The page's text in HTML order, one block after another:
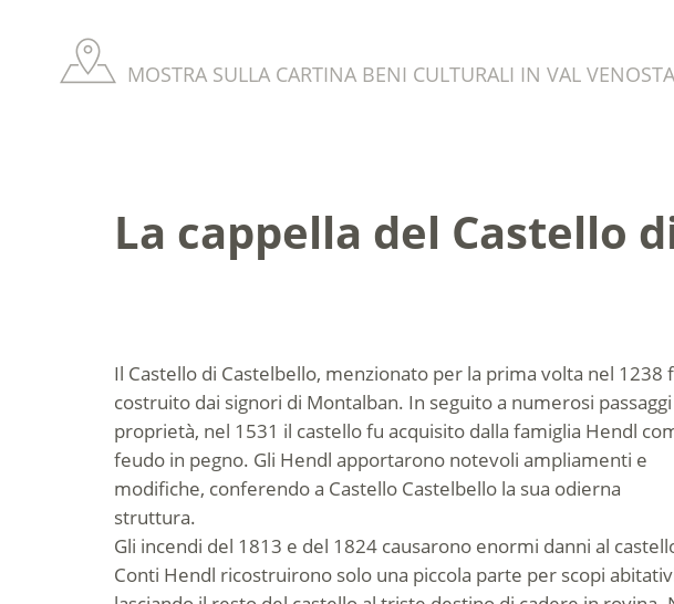
MOSTRA SULLA CARTINA BENI CULTURALI IN VAL VENOSTA
La cappella del Castello
Il Castello di Castelbello, menzionato per la prima volta nel 1238
costruito dai signori di Montalban. In seguito a numerosi
proprietà, nel 1531 il castello fu acquisito dalla famiglia Hendl
feudo in pegno. Gli Hendl apportarono notevoli ampliamenti e
modifiche, conferendo a Castello Castelbello la sua odierna
struttura.
Gli incendi del 1813 e del 1824 causarono enormi danni al
Conti Hendl ricostruirono solo una piccola parte per scopi